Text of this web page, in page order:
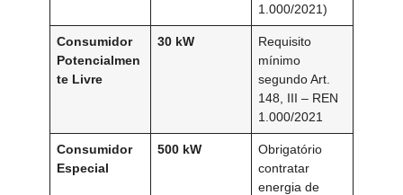
1.000/2021)
Consumidor
Potencialmen
te Livre
30 kW
Requisito
mínimo
segundo Art.
148, III – REN
1.000/2021
Consumidor
Especial
500 kW
Obrigatório
contratar
energia de